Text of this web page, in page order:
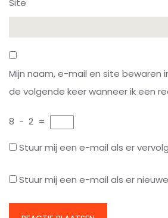
Site
Mijn naam, e-mail en site bewaren
de volgende keer wanneer ik een
8 − 2 =
Stuur mij een e-mail als er
Stuur mij een e-mail als er